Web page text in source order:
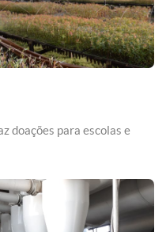
doações para escolas e